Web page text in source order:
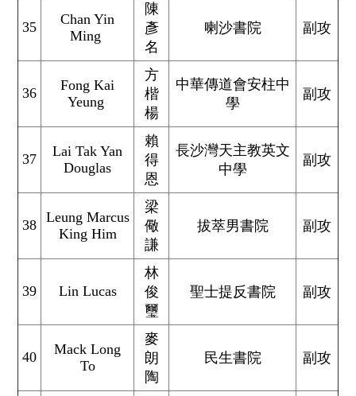
35
Chan Yin
Ming
陳
彥
名
喇沙書院 副攻
36
Fong Kai
Yeung
方
楷
楊
中華傳道會安柱中
學
副攻
37
Lai Tak Yan
Douglas
賴
得
恩
長沙灣天主教英文
中學
副攻
38 Leung Marcus
King Him
梁
儆
謙
拔萃男書院 副攻
39 Lin Lucas
林
俊
璽
聖士提反書院 副攻
40
Mack Long
To
麥
朗
陶
民生書院 副攻